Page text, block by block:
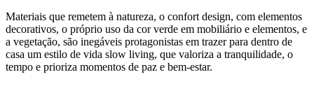
Materiais que remetem à natureza, o confort design, com elementos
decorativos, o próprio uso da cor verde em mobiliário e elementos, e
a vegetação, são inegáveis protagonistas em trazer para dentro de
casa um estilo de vida slow living, que valoriza a tranquilidade, o
tempo e prioriza momentos de paz e bem-estar.